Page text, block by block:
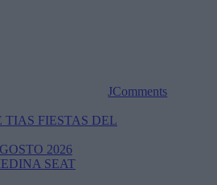
JComments